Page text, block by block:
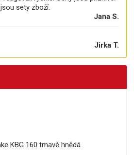
sety zboží.
Jana S.
Jirka T.